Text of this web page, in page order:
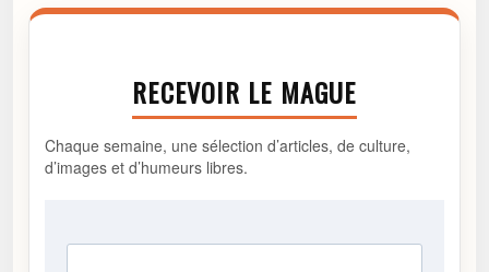
RECEVOIR LE MAGUE
Chaque semaine, une sélection d’articles, de culture,
d’images et d’humeurs libres.